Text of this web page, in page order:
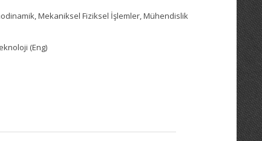
Mekaniksel Fiziksel İşlemler, Mühendislik
(Eng)